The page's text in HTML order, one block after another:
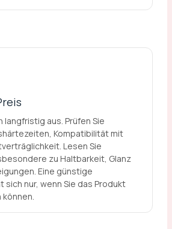
langfristig aus. Prüfen Sie
Kompatibilität mit
Lesen Sie
zu Haltbarkeit, Glanz
Eine günstige
sich nur, wenn Sie das Produkt